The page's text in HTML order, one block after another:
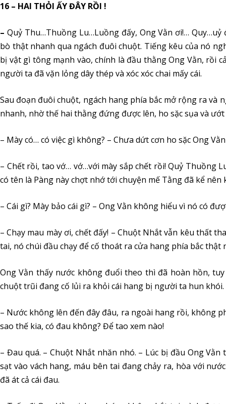
16 – HAI THỎI ẤY ĐÂY RỒI !
– Quỷ Thu…Thuồng Lu…Luồng đấy, Ong Vằn ơi!…
bò thật nhanh qua ngách đuôi chuột. Tiếng kêu của nó
bị vật gì tông mạnh vào, chính là đầu thằng Ong Vằn, rồi
người ta đã vặn lỏng dây thép và xóc xóc chai mấy cái.
Sau đoạn đuôi chuột, ngách hang phía bắc mở rộng ra và
nhanh, nhờ thế hai thằng đứng được lên, ho sặc sụa và
– Mày có… có việc gì không? – Chưa dứt cơn ho sặc Ong
– Chết rồi, tao vớ… vớ…với mày sắp chết rồi! Quỷ Thuồng
có tên là Pàng này chợt nhớ tới chuyện mế Tằng đã kể
– Cái gì? Mày bảo cái gì? – Ong Vằn không hiểu vì nó có
– Chạy mau mày ơi, chết đấy! – Chuột Nhắt vẫn kêu thất
tai, nó chúi đầu chạy để cố thoát ra cửa hang phía bắc thật
Ong Vằn thấy nước không đuổi theo thì đã hoàn hồn,
chuột trũi đang cố lủi ra khỏi cái hang bị người ta hun khói.
– Nước không lên đến đây đâu, ra ngoài hang rồi, không
sao thế kia, có đau không? Để tao xem nào!
– Đau quá. – Chuột Nhắt nhăn nhó. – Lúc bị đầu Ong
sạt vào vách hang, máu bên tai đang chảy ra, hòa với
đã át cả cái đau.